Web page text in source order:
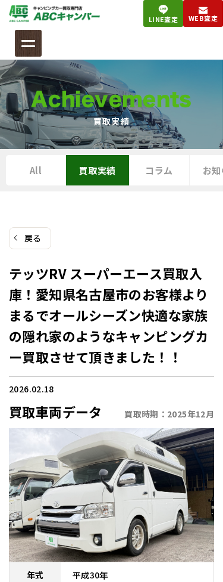
ツ
へ
ス
キ
ッ
プ
LINE査定 WEB査定
Achievements
買取実績
All 買取実績 コラム お知
戻る
テッツRV スーパーエース買取入
庫！愛知県名古屋市のお客様より
まるでオールシーズン快適な家族
の隠れ家のようなキャンピングカ
ー買取させて頂きました！！
2026.02.18
買取車両データ 買取時期： 2025年12月
年式 平成30年